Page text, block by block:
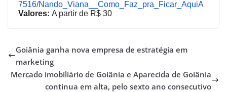
7516/Nando_Viana__Como_Faz_ pra_Ficar_AquiA
Valores: A partir de R$ 30
Goiânia ganha nova empresa de estratégia em
marketing
Mercado imobiliário de Goiânia e Aparecida de Goiânia
continua em alta, pelo sexto ano consecutivo